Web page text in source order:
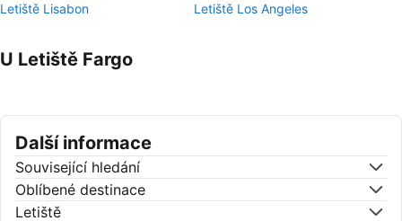
Letiště Lisabon
Letiště Los Angeles
U Letiště Fargo
Další informace
Související hledání
Oblíbené destinace
Letiště